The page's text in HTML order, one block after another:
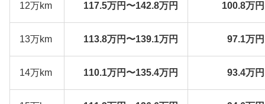
12万km 117.5万円〜142.8万円 100.8万
13万km 113.8万円〜139.1万円 97.1万
14万km 110.1万円〜135.4万円 93.4万